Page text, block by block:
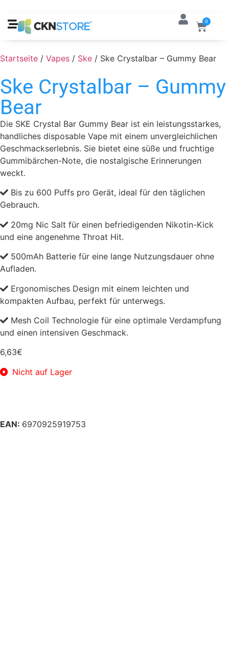
0
Startseite / Vapes / Ske / Ske Crystalbar – Gummy Bear
Ske Crystalbar – Gummy
Bear
Die SKE Crystal Bar Gummy Bear ist ein leistungsstarkes,
handliches disposable Vape mit einem unvergleichlichen
Geschmackserlebnis. Sie bietet eine süße und fruchtige
Gummibärchen-Note, die nostalgische Erinnerungen
weckt.
Bis zu 600 Puffs pro Gerät, ideal für den täglichen
Gebrauch.
20mg Nic Salt für einen befriedigenden Nikotin-Kick
und eine angenehme Throat Hit.
500mAh Batterie für eine lange Nutzungsdauer ohne
Aufladen.
Ergonomisches Design mit einem leichten und
kompakten Aufbau, perfekt für unterwegs.
Mesh Coil Technologie für eine optimale Verdampfung
und einen intensiven Geschmack.
6,63€
Nicht auf Lager
EAN: 6970925919753